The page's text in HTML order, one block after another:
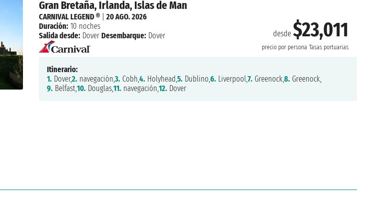
Gran Bretaña, Irlanda, Islas de Man
desde $23,011
precio por persona Tasas portuarias
CARNIVAL LEGEND ®| 20 AGO. 2026
Duración: 10 noches
Salida desde: Dover Desembarque: Dover
Itinerario:
1. Dover,2. navegación,3. Cobh,4. Holyhead,5. Dublino,6. Liverpool,7. Greenock,8. Greenock,
9. Belfast,10. Douglas,11. navegación,12. Dover